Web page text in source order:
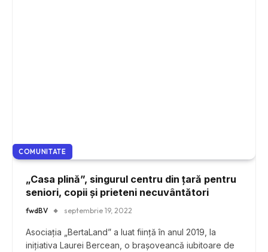
COMUNITATE
„Casa plină”, singurul centru din țară pentru
seniori, copii și prieteni necuvântători
fwdBV septembrie 19, 2022
Asociația „BertaLand” a luat ființă în anul 2019, la
inițiativa Laurei Bercean, o brașoveancă iubitoare de